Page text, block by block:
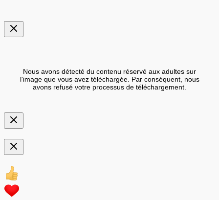
Nous avons détecté du contenu réservé aux adultes sur
l'image que vous avez téléchargée. Par conséquent, nous
avons refusé votre processus de téléchargement.